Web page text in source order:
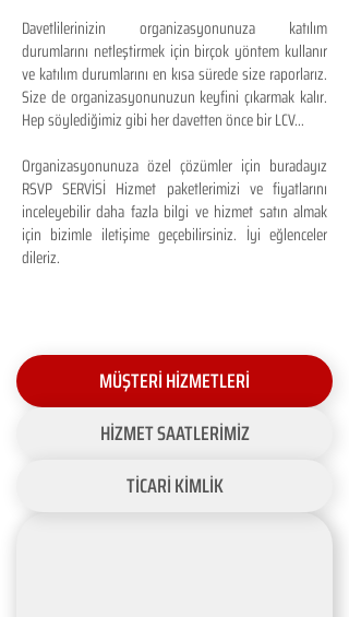
Davetlilerinizin organizasyonunuza katılım
durumlarını netleştirmek için birçok yöntem kullanır
ve katılım durumlarını en kısa sürede size raporlarız.
Size de organizasyonunuzun keyfini çıkarmak kalır.
Hep söylediğimiz gibi her davetten önce bir LCV...
Organizasyonunuza özel çözümler için buradayız
RSVP SERVİSİ Hizmet paketlerimizi ve fiyatlarını
inceleyebilir daha fazla bilgi ve hizmet satın almak
için bizimle iletişime geçebilirsiniz. İyi eğlenceler
dileriz.
MÜŞTERİ HİZMETLERİ
HİZMET SAATLERİMİZ
TİCARİ KİMLİK